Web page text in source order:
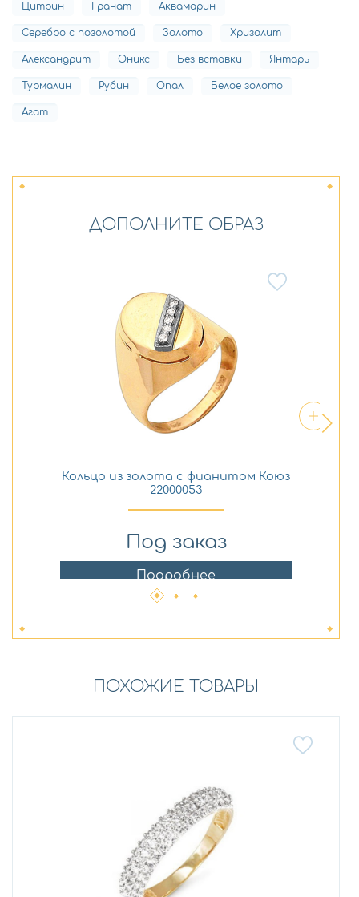
Цитрин Гранат Аквамарин
Серебро с позолотой Золото Хризолит
Александрит Оникс Без вставки Янтарь
Турмалин Рубин Опал Белое золото
Агат
ДОПОЛНИТЕ ОБРАЗ
Кольцо из золота с фианитом Коюз
22000053
Под заказ
Подробнее
ПОХОЖИЕ ТОВАРЫ